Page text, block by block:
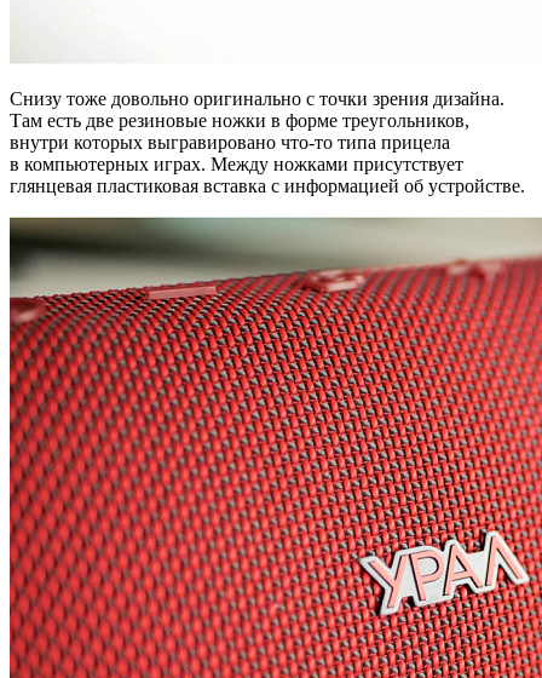
Снизу тоже довольно оригинально с точки зрения дизайна.
Там есть две резиновые ножки в форме треугольников,
внутри которых выгравировано что-то типа прицела
в компьютерных играх. Между ножками присутствует
глянцевая пластиковая вставка с информацией об устройстве.